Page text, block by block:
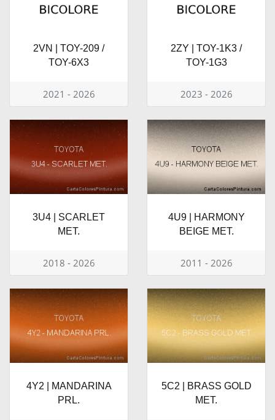
2VN | TOY-209 /
TOY-6X3
2021 - 2026
2ZY | TOY-1K3 /
TOY-1G3
2023 - 2026
3U4 | SCARLET
MET.
2018 - 2026
4U9 | HARMONY
BEIGE MET.
2011 - 2026
4Y2 | MANDARINA
PRL.
5C2 | BRASS GOLD
MET.